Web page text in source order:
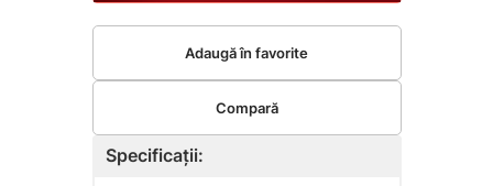
Specificații:
Adaugă în favorite
Compară